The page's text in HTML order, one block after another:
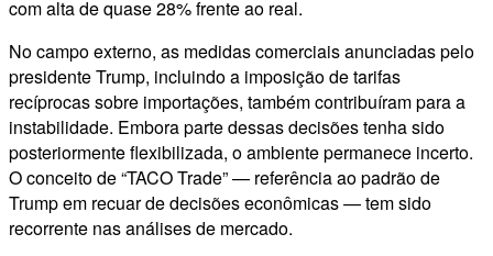
com alta de quase 28% frente ao real.
No campo externo, as medidas comerciais anunciadas pelo
presidente Trump, incluindo a imposição de tarifas
recíprocas sobre importações, também contribuíram para a
instabilidade. Embora parte dessas decisões tenha sido
posteriormente flexibilizada, o ambiente permanece incerto.
O conceito de “TACO Trade” — referência ao padrão de
Trump em recuar de decisões econômicas — tem sido
recorrente nas análises de mercado.